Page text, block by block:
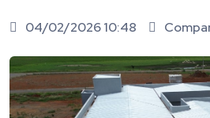
04/02/2026 10:48